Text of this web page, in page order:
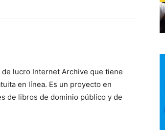
lucro Internet Archive que tiene
en línea. Es un proyecto en
de libros de dominio público y de